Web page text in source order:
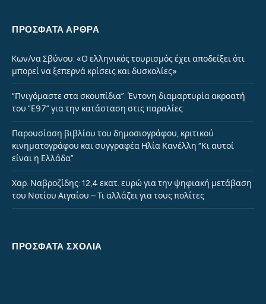
ΠΡΌΣΦΑΤΑ ΆΡΘΡΑ
Kων/να Σβύνου: «Ο ελληνικός τουρισμός έχει αποδείξει ότι
μπορεί να ξεπερνά κρίσεις και δυσκολίες»
“Πνιγόμαστε στα σκουπίδια”: Έντονη διαμαρτυρία ακροατή
του “Ε97” για την κατάσταση στις παραλίες
Παρουσίαση βιβλίου του δημοσιογράφου, κριτικού
κινηματογράφου και συγγραφέα Ηλία Κανέλλη “Κι αυτοί
είναι η Ελλάδα”
Χαρ. Ναβροζίδης: 12,4 εκατ. ευρώ για την ψηφιακή μετάβαση
του Νοτίου Αιγαίου – Τι αλλάζει για τους πολίτες
ΠΡΌΣΦΑΤΑ ΣΧΌΛΙΑ